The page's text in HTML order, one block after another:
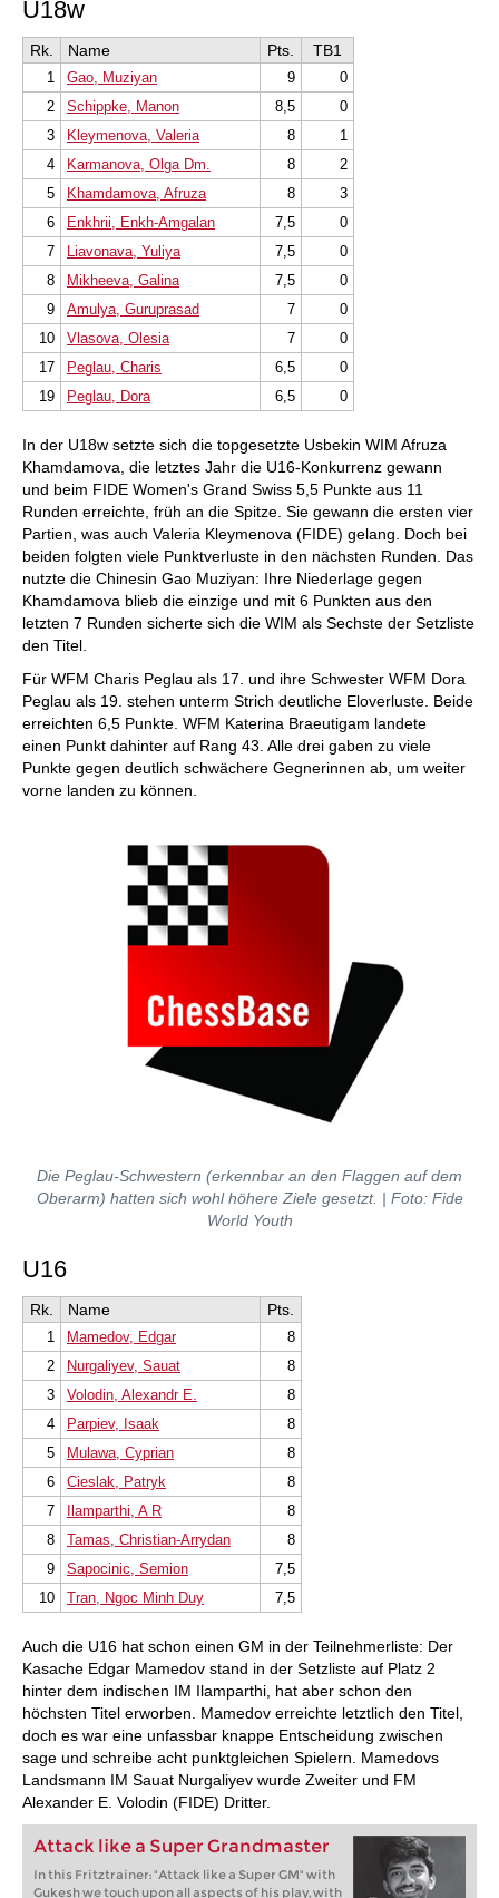
STILANALYSE VON SPIELERN: Wie tickt
erkennt aus dem Partiematerial
„Manischer Angreifer, der alles riskiert“,
„Starker Endspielkenner mit großem
Kampfgeist“, „Abtauscher mit zu hoher
Remisquote“ u.v.m.
SUCHE NACH STRATEGISCHEN THEMEN:
Finde Partien mit einem packenden
Königsangriff oder zu den Themen:
Verteidigung, Raumvorteil, Starkes Feld,
Spiel am Damenflügel u.a. – Trainings- und
Anschauungsmaterial in Hülle und Fülle!
ZUGRIFF AUF 6 MRD. LICHESS-PARTIEN,
extrem schnell über ChessBase
Database-Server.
CHESS.COM-PARTIEN mit eingebauter
API herunterladen, komfortabel und
schnell!
SPIELERVORBEREITUNG DURCH
ABGLEICH MIT LICHESS-PARTIEN:
Zuordnung von Lichess-Accounts über
statistischen Abgleich liefert tiefe
Einblicke für die Gegnervorbereitung!
EINGEBAUTE CLOUD-ENGINE: Unterwegs
auf Notebook oder Surface die Power aus
schonen! Mit Gratis-Flatrate für
Premium-User*
CHESSBASE MOBILE: Die App für
unterwegs – Zugriff auf die eigenen
Cloud-Datenbanken,
Eröffnungsvorbereitungen und die
ChessBase Online-Datenbank mit über 12
Mio. Partien!*
WEITERE NEUERUNGEN: Druck von
QRCodes für Partien und Stellungen.
Oberfläche im neuen Design. Alle Icons
neu. Iconfarben passen sich an
Referenzsuche (z.B. Filter für Elo und Jahr
Partieeingabe durch Sprechen u.v.m.
U18w
Rk. Name Pts. TB1
1 Gao, Muziyan 9
0
2
Schippke, Manon 8,5
0
3
Kleymenova, Valeria 8
1
4
Karmanova, Olga Dm. 8
2
5
Khamdamova, Afruza 8
3
6
Enkhrii, Enkh-Amgalan 7,5
0
7
Liavonava, Yuliya 7,5
0
8
Mikheeva, Galina 7,5
0
9
Amulya, Guruprasad 7
0
10
Vlasova, Olesia 7
0
17
Peglau, Charis 6,5
0
19
Peglau, Dora 6,5 0
In der U18w setzte sich die topgesetzte Usbekin WIM Afruza
Khamdamova, die letztes Jahr die U16-Konkurrenz gewann
und beim FIDE Women's Grand Swiss 5,5 Punkte aus 11
Runden erreichte, früh an die Spitze. Sie gewann die ersten vier
Partien, was auch Valeria Kleymenova (FIDE) gelang. Doch bei
beiden folgten viele Punktverluste in den nächsten Runden. Das
nutzte die Chinesin Gao Muziyan: Ihre Niederlage gegen
Khamdamova blieb die einzige und mit 6 Punkten aus den
letzten 7 Runden sicherte sich die WIM als Sechste der Setzliste
den Titel.
Für WFM Charis Peglau als 17. und ihre Schwester WFM Dora
Peglau als 19. stehen unterm Strich deutliche Eloverluste. Beide
erreichten 6,5 Punkte. WFM Katerina Braeutigam landete
einen Punkt dahinter auf Rang 43. Alle drei gaben zu viele
Punkte gegen deutlich schwächere Gegnerinnen ab, um weiter
vorne landen zu können.
Die Peglau-Schwestern (erkennbar an den Flaggen auf dem
Oberarm) hatten sich wohl höhere Ziele gesetzt. | Foto: Fide
World Youth
U16
Rk. Name Pts.
1 Mamedov, Edgar
8
2
Nurgaliyev, Sauat
8
3
Volodin, Alexandr E.
8
4
Parpiev, Isaak
8
5
Mulawa, Cyprian
8
6
Cieslak, Patryk
8
7
Ilamparthi, A R
8
8
Tamas, Christian-Arrydan
8
9
Sapocinic, Semion
7,5
10
Tran, Ngoc Minh Duy 7,5
Auch die U16 hat schon einen GM in der Teilnehmerliste: Der
Kasache Edgar Mamedov stand in der Setzliste auf Platz 2
hinter dem indischen IM Ilamparthi, hat aber schon den
höchsten Titel erworben. Mamedov erreichte letztlich den Titel,
doch es war eine unfassbar knappe Entscheidung zwischen
sage und schreibe acht punktgleichen Spielern. Mamedovs
Landsmann IM Sauat Nurgaliyev wurde Zweiter und FM
Alexander E. Volodin (FIDE) Dritter.
Attack like a Super Grandmaster
In this Fritztrainer: "Attack like a Super GM" with
Gukesh we touch upon all aspects of his play, with